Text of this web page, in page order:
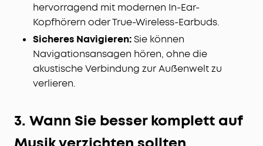
hervorragend mit modernen In-Ear-
Kopfhörern oder True-Wireless-Earbuds.
Sicheres Navigieren:Sie können
Navigationsansagen hören, ohne die
akustische Verbindung zur Außenwelt zu
verlieren.
3. Wann Sie besser komplett auf